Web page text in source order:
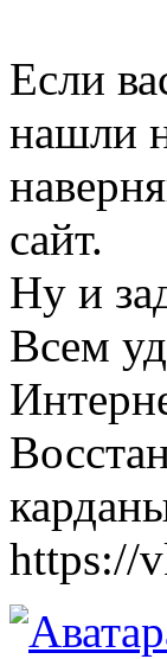
Если
нашли
сайт.
Ну и
Всем
https://